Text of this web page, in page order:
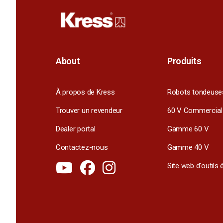
About
À propos de Kress
Trouver un revendeur
Dealer portal
Contactez-nous
Produits
Robots
60 V Commercial
Gamme 60 V
Gamme 40 V
Site web d'outils